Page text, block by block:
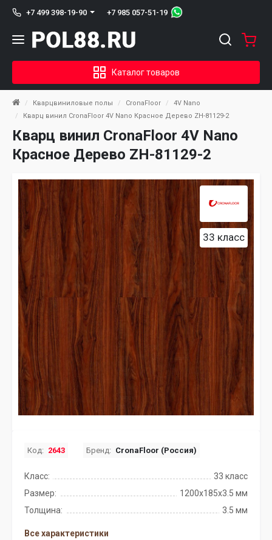
+7 499 398-19-90 +7 985 057-51-19
Каталог товаров
Кварцвиниловые полы CronaFloor
4V Nano
Кварц винил CronaFloor 4V Nano Красное Дерево ZH-81129-2
Кварц винил CronaFloor 4V Nano
Красное Дерево ZH-81129-2
33 класс
Код: 2643 Бренд: CronaFloor (Россия)
Класс:
33 класс
Размер:
1200х185х3.5 мм
Толщина:
3.5 мм
Все характеристики